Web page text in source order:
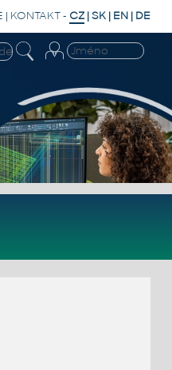
| KONTAKT- CZ |SK | EN | DE